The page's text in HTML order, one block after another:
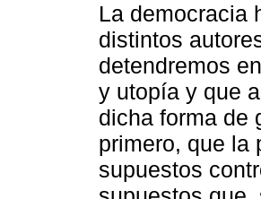
La democracia
distintos
detendremos
y utopía y que
dicha forma de
primero, que la
supuestos